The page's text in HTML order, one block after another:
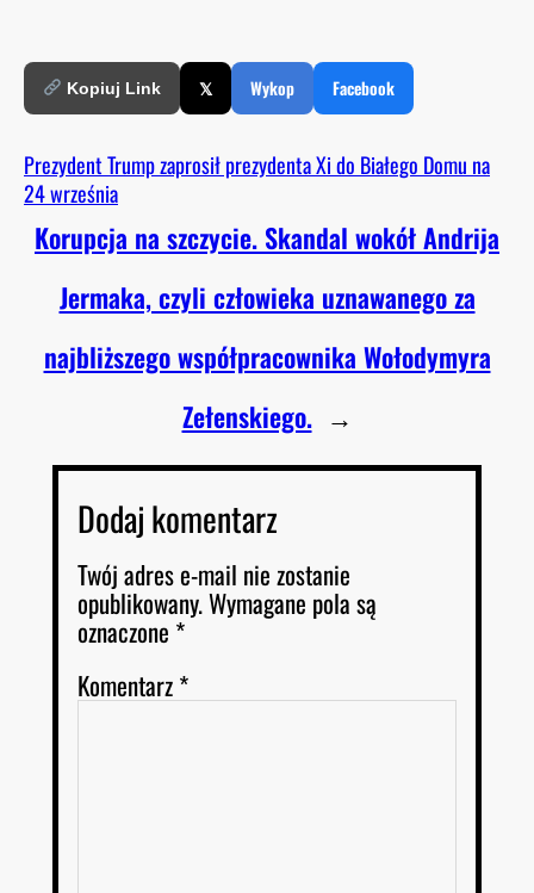
Kopiuj Link 𝕏 Wykop Facebook
Prezydent Trump zaprosił prezydenta Xi do Białego Domu na
24 września
Korupcja na szczycie. Skandal wokół Andrija
Jermaka, czyli człowieka uznawanego za
najbliższego współpracownika Wołodymyra
Zełenskiego. →
Dodaj komentarz
Twój adres e-mail nie zostanie
opublikowany.Wymagane pola są
oznaczone *
Komentarz*